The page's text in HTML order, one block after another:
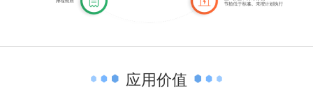
应用价值